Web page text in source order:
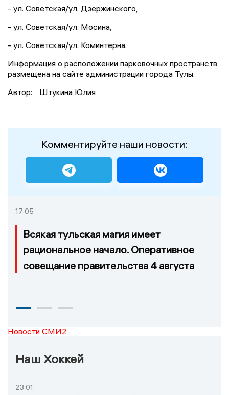
- ул. Советская/ул. Дзержинского,
- ул. Советская/ул. Мосина,
- ул. Советская/ул. Коминтерна.
Информация о расположении парковочных пространств
размещена на сайте администрации города Тулы.
Автор:
Штукина Юлия
Комментируйте наши новости:
17:05
Всякая тульская магия имеет
рациональное начало. Оперативное
совещание правительства 4 августа
Новости СМИ2
Наш Хоккей
23:01